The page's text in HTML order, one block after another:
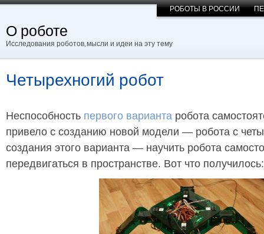
РОБОТЫ В РОССИИ
О роботе
Исследования роботов, мысли и идеи на эту тему
Четырехногий робот
Неспособность первого варианта робота
привело с созданию новой модели — робота с
создания этого варианта — научить робота
передвигаться в пространстве. Вот что получилось: